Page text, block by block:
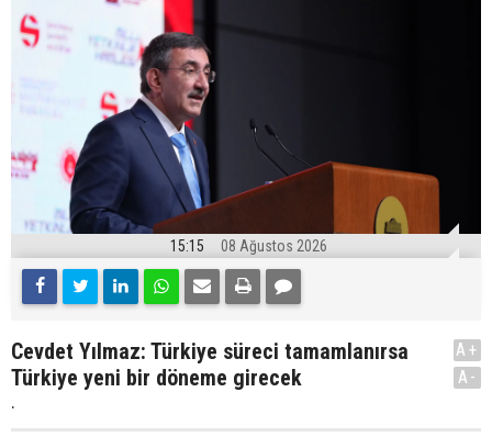
15:15 08 Ağustos 2026
Cevdet Yılmaz: Türkiye süreci tamamlanırsa
Türkiye yeni bir döneme girecek
.
A+
A-